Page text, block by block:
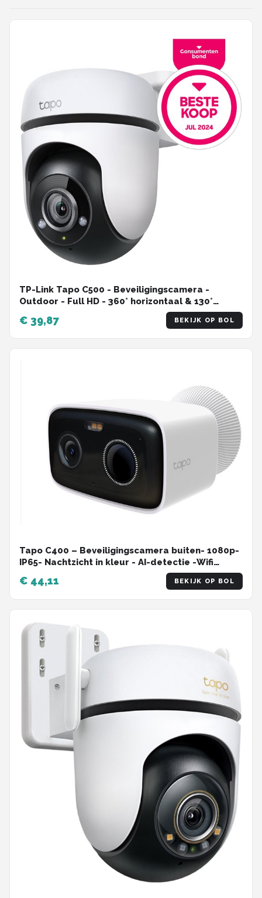
TP-Link Tapo C500 - Beveiligingscamera -
Outdoor - Full HD - 360° horizontaal & 130°
€ 39,87 BEKIJK OP BOL
Tapo C400 – Beveiligingscamera buiten- 1080p-
IP65- Nachtzicht in kleur - AI-detectie -Wifi
€ 44,11 BEKIJK OP BOL